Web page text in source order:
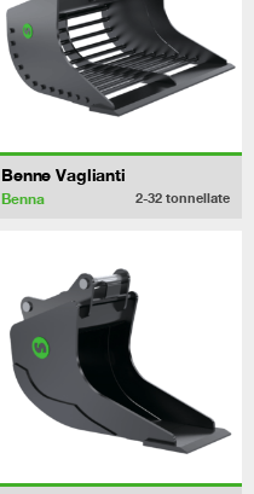
Benne Vaglianti
Benna 2-32 tonnellate